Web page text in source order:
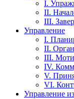
I.
II.
III.
Управление
I.
II.
III.
IV.
V.
VI.
Управление